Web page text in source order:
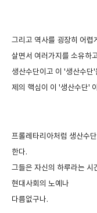
그리고 역사를 굉장히 어렵
살면서 여러가지를 소유하
생산수단이고 이 '생산수단'
제의 핵심이 이 '생산수단'
프롤레타리아처럼 생산수
한다.
그들은 자신의 하루라는 시
현대사회의 노예나
다름없구나.